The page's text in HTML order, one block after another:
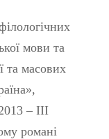
мови та
та масових
– ІІІ
романі